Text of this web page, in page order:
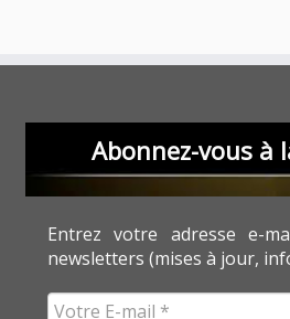
Abonnez-vous à
Entrez votre adresse e-
newsletters (mises à jour,